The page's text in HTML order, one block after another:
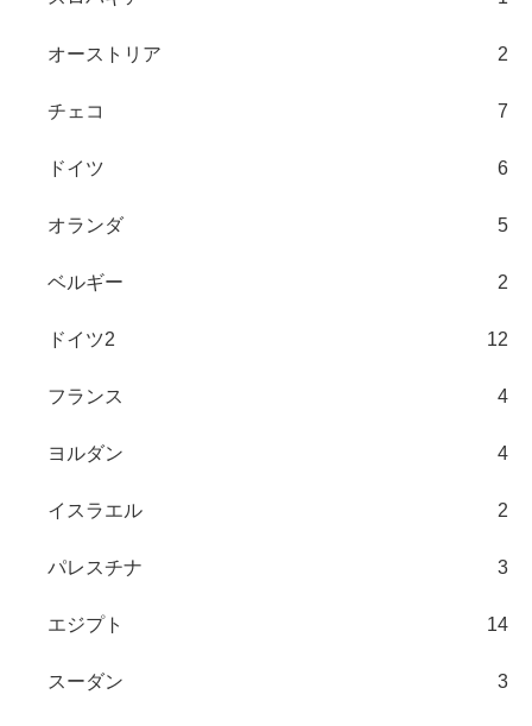
オーストリア 2
チェコ 7
ドイツ 6
オランダ 5
ベルギー 2
ドイツ2 12
フランス 4
ヨルダン 4
イスラエル 2
パレスチナ 3
エジプト 14
スーダン 3